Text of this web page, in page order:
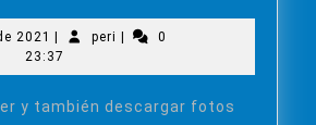
2021 6
de
junio
2021
peri peri
0
23:37